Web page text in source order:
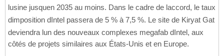
lusine jusquen 2035 au moins. Dans le cadre de laccord, le taux
dimposition dIntel passera de 5 % à 7,5 %. Le site de Kiryat Gat
deviendra lun des nouveaux complexes megafab dIntel, aux
côtés de projets similaires aux États-Unis et en Europe.